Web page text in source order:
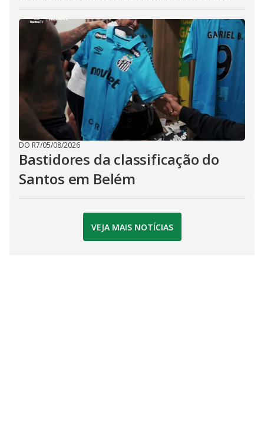
DO R7/05/08/2026
Bastidores da classificação do
Santos em Belém
VEJA MAIS NOTÍCIAS